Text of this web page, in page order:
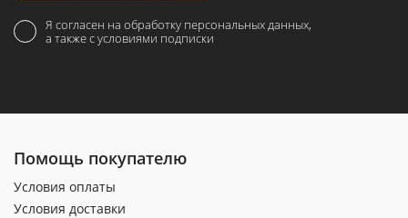
Я согласен на обработку персональных данных,
а также с условиями подписки
Помощь покупателю
Условия оплаты
Условия доставки